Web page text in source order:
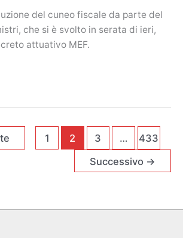
del cuneo fiscale da parte del
che si è svolto in serata di ieri,
attuativo MEF.
1 2 3 …
433
Successivo →